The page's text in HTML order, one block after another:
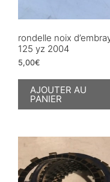
rondelle noix
125 yz 2004
5,00€
AJOUTER AU
PANIER